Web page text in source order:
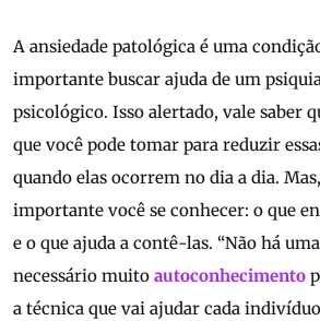
A ansiedade patológica é uma
importante buscar ajuda de um
psicológico. Isso alertado, vale saber
que você pode tomar para reduzir
quando elas ocorrem no dia a dia.
importante você se conhecer: o que
e o que ajuda a contê-las. “Não há
necessário muito autoconhecimento
a técnica que vai ajudar cada